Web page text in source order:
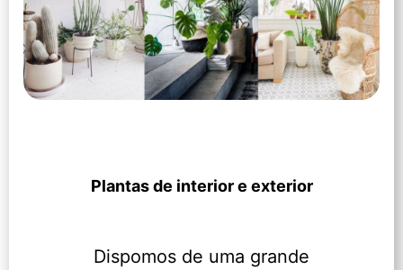
Plantas de interior e exterior
Dispomos de uma grande